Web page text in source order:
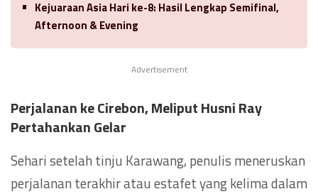
Kejuaraan Asia Hari ke-8: Hasil Lengkap Semifinal,
Afternoon & Evening
Advertisement
Perjalanan ke Cirebon, Meliput Husni Ray
Pertahankan Gelar
Sehari setelah tinju Karawang, penulis meneruskan
perjalanan terakhir atau estafet yang kelima dalam